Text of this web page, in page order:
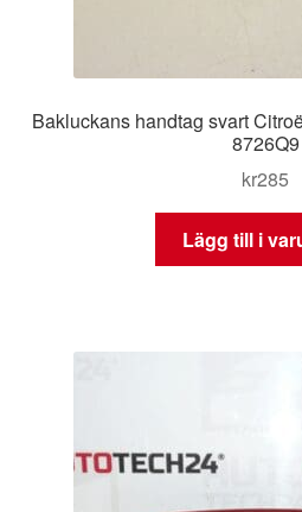
Bakluckans handtag svart
8726Q9
kr285
Lägg till i